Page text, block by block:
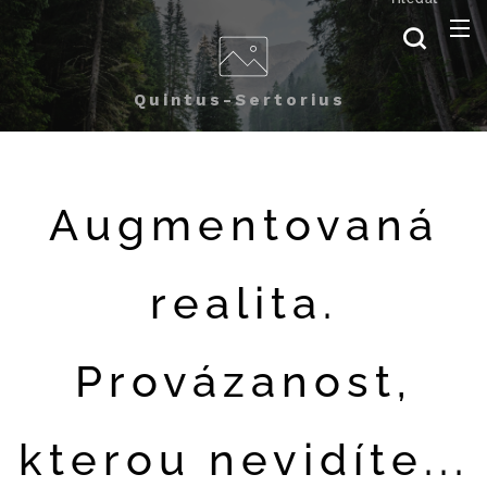
Quintus-Sertorius
Augmentovaná
realita.
Provázanost,
kterou nevidíte...